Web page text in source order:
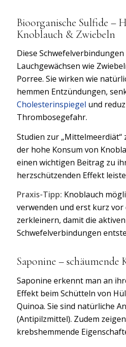
Bioorganische Sulfide –
Knoblauch & Zwiebeln
Diese
Lauchgewächsen wie
Porree. Sie wirken wie
hemmen Entzündungen,
Cholesterinspiegel und
Thrombosegefahr.
Studien zur „Mittelmeerdiät“
der hohe Konsum von
einen wichtigen Beitrag zu
herzschützenden Effekt
Praxis-Tipp: Knoblauch
verwenden und erst kurz vor
zerkleinern, damit die aktiven
Schwefelverbindungen
Saponine – schäumende
Saponine erkennt man an
Effekt beim Schütteln von
Quinoa. Sie sind natürliche
(Antipilzmittel). Zudem
krebshemmende